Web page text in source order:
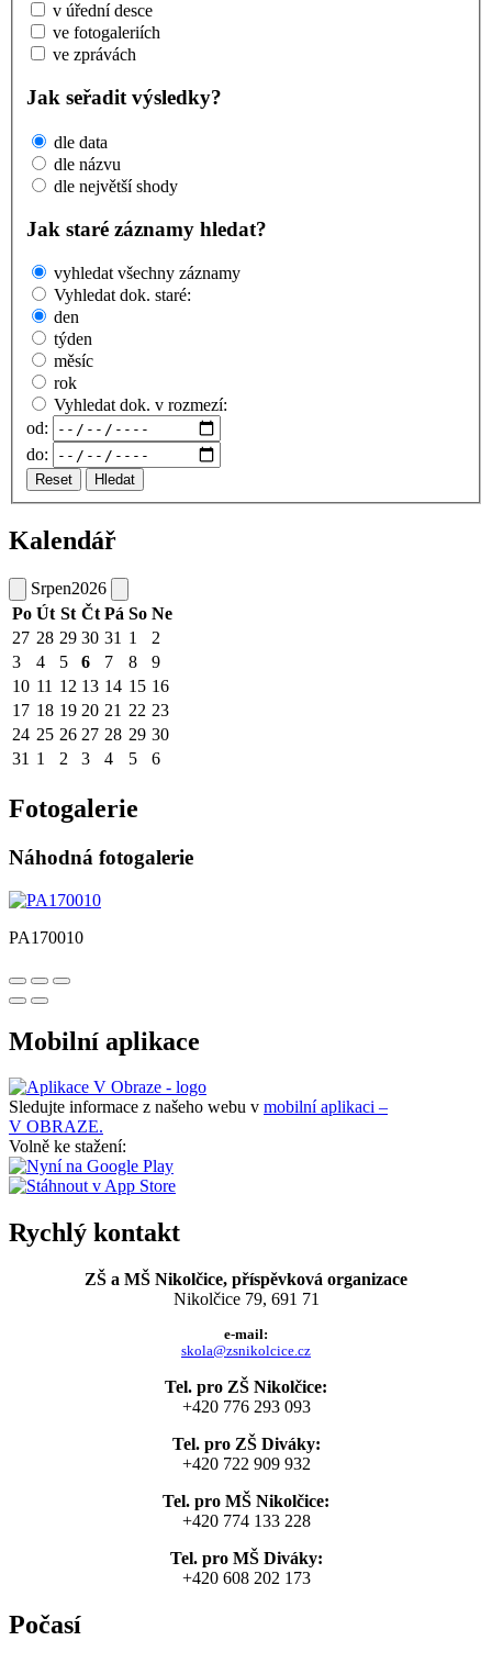
v úřední desce
ve fotogaleriích
ve zprávách
Jak seřadit výsledky?
dle data
dle názvu
dle největší shody
Jak staré záznamy hledat?
vyhledat všechny záznamy
Vyhledat dok. staré:
den
týden
měsíc
rok
Vyhledat dok. v rozmezí:
od:
do:
Reset Hledat
Kalendář
Srpen2026
Po Út St Čt Pá So Ne
27 28 29 30 31 1
2
3
4 5 6 7 8
9
10 11 12 13 14 15 16
17 18 19 20 21 22 23
24 25 26 27 28 29 30
31 1 2 3 4 5 6
Fotogalerie
Náhodná fotogalerie
PA170010
Mobilní aplikace
Sledujte informace z našeho webu v mobilní aplikaci –
V OBRAZE.
Volně ke stažení:
Rychlý kontakt
ZŠ a MŠ Nikolčice, příspěvková organizace
Nikolčice 79, 691 71
e-mail:
skola@zsnikolcice.cz
Tel. pro ZŠ Nikolčice:
+420 776 293 093
Tel. pro ZŠ Diváky:
+420 722 909 932
Tel. pro MŠ Nikolčice:
+420 774 133 228
Tel. pro MŠ Diváky:
+420 608 202 173
Počasí